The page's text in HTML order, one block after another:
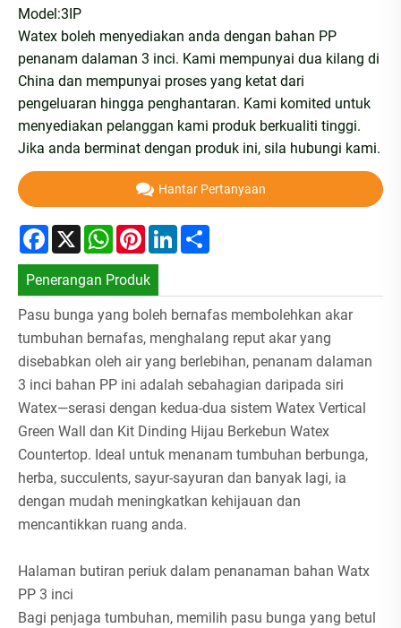
Model:3IP
Watex boleh menyediakan anda dengan bahan PP
penanam dalaman 3 inci. Kami mempunyai dua kilang di
China dan mempunyai proses yang ketat dari
pengeluaran hingga penghantaran. Kami komited untuk
menyediakan pelanggan kami produk berkualiti tinggi.
Jika anda berminat dengan produk ini, sila hubungi kami.
Hantar Pertanyaan
Facebook
X WhatsApp
PinterestLinkedIn
Penerangan Produk
Pasu bunga yang boleh bernafas membolehkan akar
tumbuhan bernafas, menghalang reput akar yang
disebabkan oleh air yang berlebihan, penanam dalaman
3 inci bahan PP ini adalah sebahagian daripada siri
Watex—serasi dengan kedua-dua sistem Watex Vertical
Green Wall dan Kit Dinding Hijau Berkebun Watex
Countertop. Ideal untuk menanam tumbuhan berbunga,
herba, succulents, sayur-sayuran dan banyak lagi, ia
dengan mudah meningkatkan kehijauan dan
mencantikkan ruang anda.
Halaman butiran periuk dalam penanaman bahan Watx
PP 3 inci
Bagi penjaga tumbuhan, memilih pasu bunga yang betul